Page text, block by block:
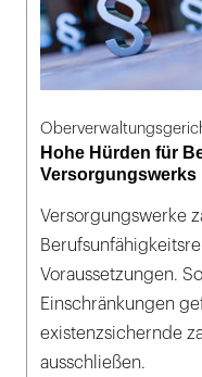
Hohe Hürden für
Versorgungswerks
Versorgungswerke
Voraussetzungen.
Einschränkungen
existenzsichernde
ausschließen.